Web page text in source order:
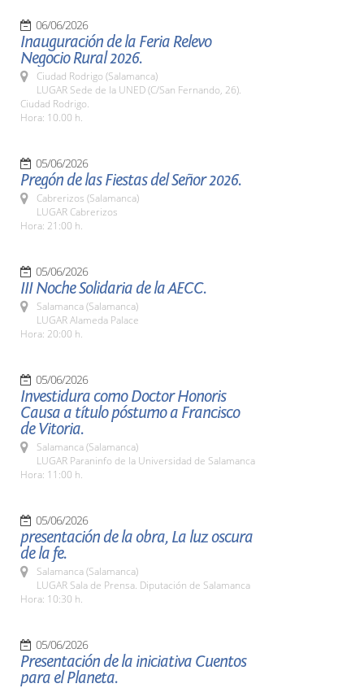
06/06/2026
Inauguración de la Feria Relevo
Negocio Rural 2026.
Ciudad Rodrigo (Salamanca)
LUGAR Sede de la UNED (C/San Fernando, 26).
Ciudad Rodrigo.
Hora: 10.00 h.
05/06/2026
Pregón de las Fiestas del Señor 2026.
Cabrerizos (Salamanca)
LUGAR Cabrerizos
Hora: 21:00 h.
05/06/2026
III Noche Solidaria de la AECC.
Salamanca (Salamanca)
LUGAR Alameda Palace
Hora: 20:00 h.
05/06/2026
Investidura como Doctor Honoris
Causa a título póstumo a Francisco
de Vitoria.
Salamanca (Salamanca)
LUGAR Paraninfo de la Universidad de Salamanca
Hora: 11:00 h.
05/06/2026
presentación de la obra, La luz oscura
de la fe.
Salamanca (Salamanca)
LUGAR Sala de Prensa. Diputación de Salamanca
Hora: 10:30 h.
05/06/2026
Presentación de la iniciativa Cuentos
para el Planeta.